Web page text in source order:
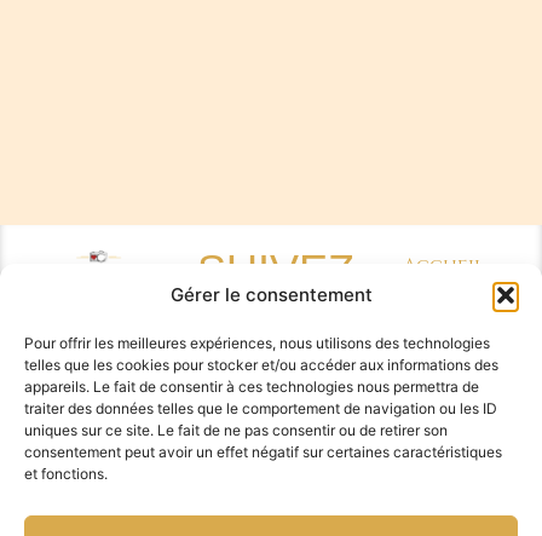
Gérer le consentement
Pour offrir les meilleures expériences, nous utilisons des technologies
telles que les cookies pour stocker et/ou accéder aux informations des
appareils. Le fait de consentir à ces technologies nous permettra de
traiter des données telles que le comportement de navigation ou les ID
uniques sur ce site. Le fait de ne pas consentir ou de retirer son
consentement peut avoir un effet négatif sur certaines caractéristiques
et fonctions.
SUIVEZ-
MOI
Copyright : Sabrina
Pensalfini / Réalisation
légales
confidentialité– Politique
Accueil
Sabrina
photographe
de mariage
originaux
Les
séances
Famille